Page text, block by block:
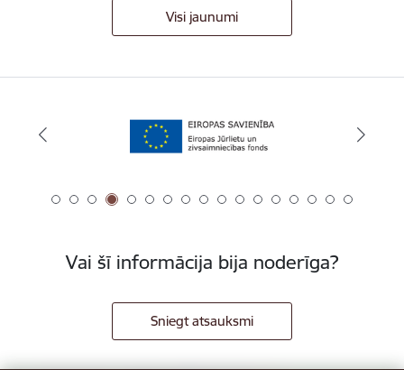
Visi jaunumi
Vai šī informācija bija noderīga?
Sniegt atsauksmi